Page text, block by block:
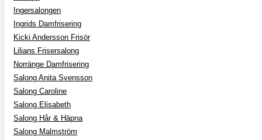
Ingersalongen
Ingrids Damfrisering
Kicki Andersson Frisör
Lilians Frisersalong
Norränge Damfrisering
Salong Anita Svensson
Salong Caroline
Salong Elisabeth
Salong Hår & Häpna
Salong Malmström